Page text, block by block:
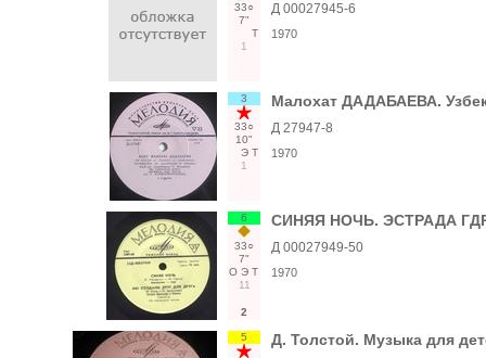
33○
7"
Т
1
Д 00027945-6
1970
3
33○
10"
Э Т
1
Малохат ДАДАБАЕВА.
Д 27947-8
1970
6
33○
7"
О Э Т
11
2
СИНЯЯ НОЧЬ. ЭСТРАДА ГДР
Д 00027949-50
1970
5 Д. Толстой. Музыка для